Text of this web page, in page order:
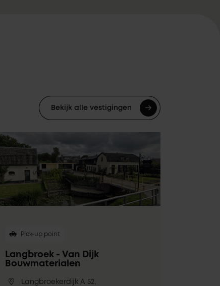
Bekijk alle vestigingen
Pick-up point
Langbroek - Van Dijk
Bouwmaterialen
Langbroekerdijk A 52,